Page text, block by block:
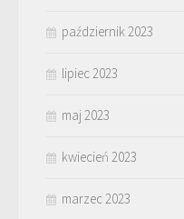
październik 2023
lipiec 2023
maj 2023
kwiecień 2023
marzec 2023